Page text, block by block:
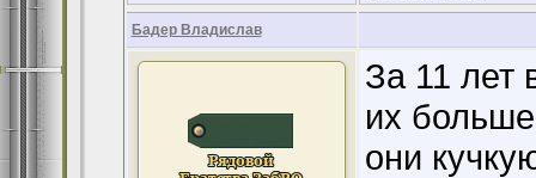
Бадер Владислав
За 11 лет
их
они